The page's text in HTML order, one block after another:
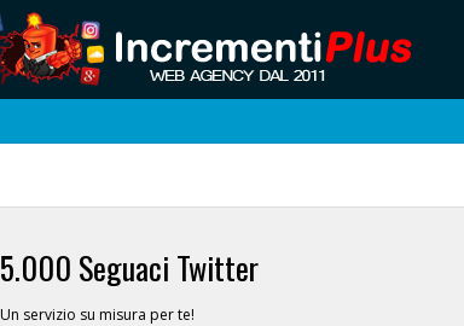
5.000 Seguaci Twitter
Un servizio su misura per te!